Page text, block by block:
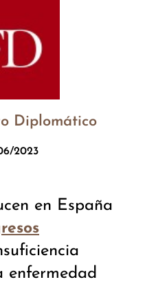
Diplomático
2023
en España
enfermedad